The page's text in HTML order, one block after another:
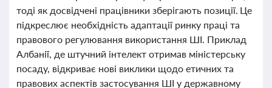
тоді як досвідчені працівники зберігають позиції. Це
підкреслює необхідність адаптації ринку праці та
правового регулювання використання ШІ. Приклад
Албанії, де штучний інтелект отримав міністерську
посаду, відкриває нові виклики щодо етичних та
правових аспектів застосування ШІ у державному